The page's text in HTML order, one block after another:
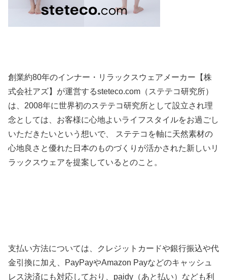
創業約80年のインナー・リラックスウェアメーカー【株
式会社アズ】が運営するsteteco.com（ステテコ研究所）
は、2008年に世界初のステテコ研究所として設立され理
念としては、お客様に心地よいライフスタイルをお過ごし
いただきたいという想いで、 ステテコを軸に天然素材の
心地良さと優れた日本のものづくりが活かされた新しいリ
ラックスウェアを提案しているとのこと。
支払い方法については、クレジットカードや銀行振込や代
金引換に加え、PayPayやAmazon Payなどのキャッシュ
レス決済にも対応しており、paidy（あと払い）なども利